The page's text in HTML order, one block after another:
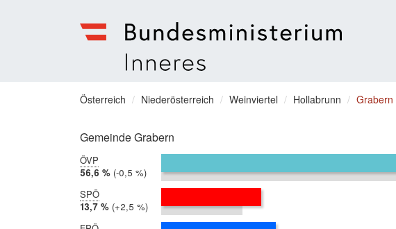
für
Inneres
Sie
sich
hier:
Österreich Niederösterreich Weinviertel Hollabrunn Grabern
Gemeinde Grabern
ÖVP
2019:
56,6 %
2014:
57,1 %
Differenz:
-0,5 %
SPÖ
2019:
13,7 %
2014:
11,2 %
Differenz:
+2,5 %